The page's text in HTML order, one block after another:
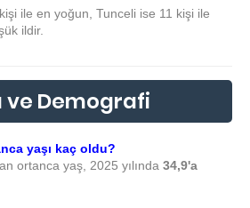
ile en yoğun, Tunceli ise 11 kişi ile
ildir.
ve Demografi
yaşı kaç oldu?
ortanca yaş, 2025 yılında 34,9'a